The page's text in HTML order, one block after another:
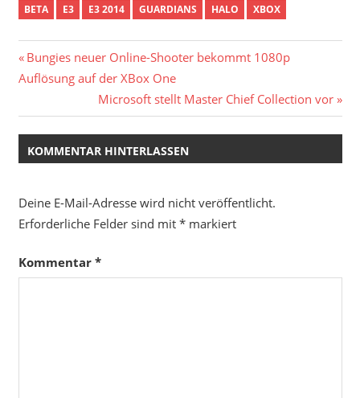
BETA E3 E3 2014 GUARDIANS HALO XBOX
Beitragsnavigation
Vorheriger
Beitrag:
Bungies neuer Online-Shooter bekommt 1080p
Auflösung auf der XBox One
Nächster
Beitrag:
Microsoft stellt Master Chief Collection vor
KOMMENTAR HINTERLASSEN
Deine E-Mail-Adresse wird nicht veröffentlicht.
Erforderliche Felder sind mit *markiert
Kommentar *